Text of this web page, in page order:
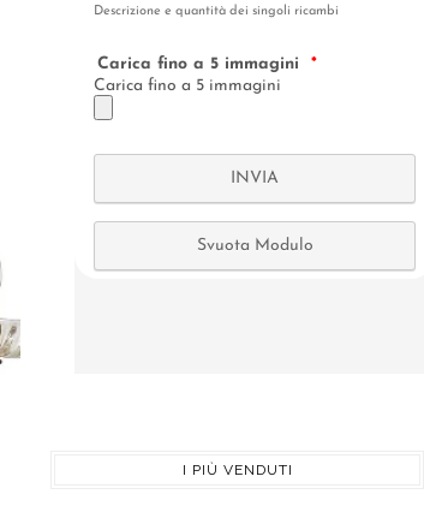
I PIÙ VENDUTI